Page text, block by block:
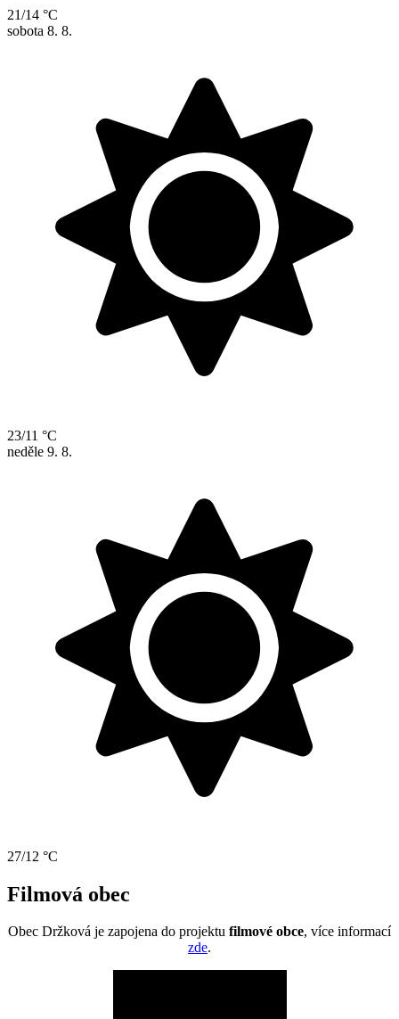
21/14 °C
sobota 8. 8.
23/11 °C
neděle 9. 8.
27/12 °C
Filmová obec
Obec Držková je zapojena do projektu filmové obce, více informací
zde.